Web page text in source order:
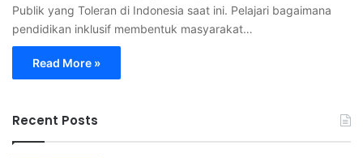
Publik yang Toleran di Indonesia saat ini. Pelajari bagaimana
pendidikan inklusif membentuk masyarakat…
Read More »
Recent Posts